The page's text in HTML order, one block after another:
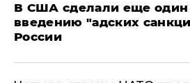
В США сделали еще один
введению "адских
России